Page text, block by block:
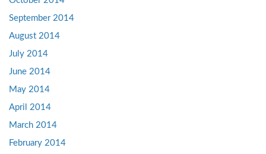
September 2014
August 2014
July 2014
June 2014
May 2014
April 2014
March 2014
February 2014